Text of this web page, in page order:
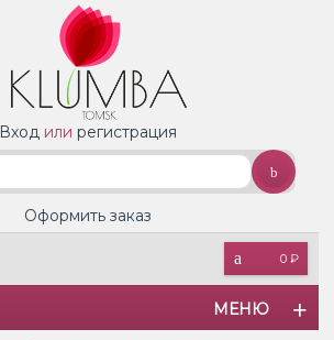
Вход или регистрация
0 ₽
Оформить заказ
МЕНЮ